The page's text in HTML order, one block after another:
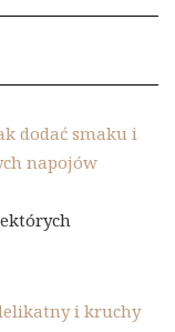
dodać smaku i
napojów
i kruchy